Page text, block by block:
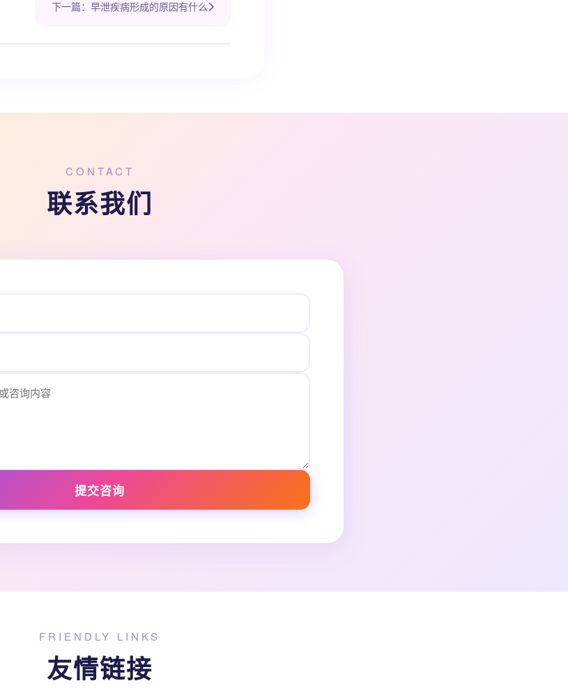
下一篇：早泄疾病形成的原因有什么
CONTACT
联系我们
提交咨询
FRIENDLY LINKS
友情链接